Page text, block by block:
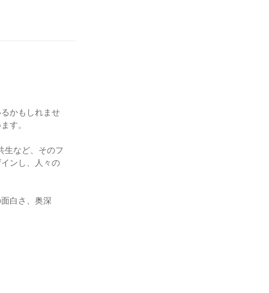
かもしれませ
す。
生など、そのフ
ンし、人々の
白さ、奥深